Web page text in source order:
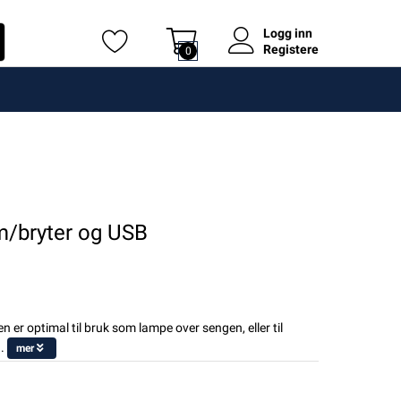
0
Logg inn
Registere
bryter og USB
er optimal til bruk som lampe over sengen, eller til
mer